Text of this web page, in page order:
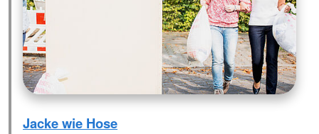
Jacke wie Hose